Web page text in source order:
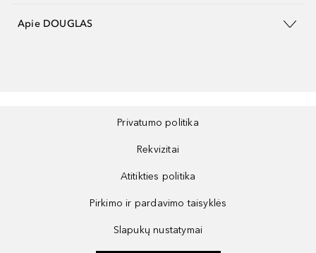
Apie DOUGLAS
Privatumo politika
Rekvizitai
Atitikties politika
Pirkimo ir pardavimo taisyklės
Slapukų nustatymai